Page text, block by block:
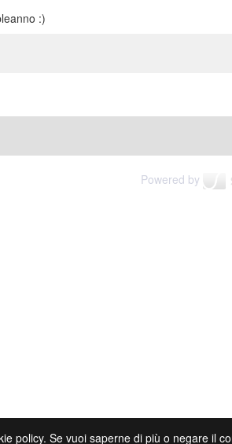
:)
Powered by
policy. Se vuoi saperne di più o negare il